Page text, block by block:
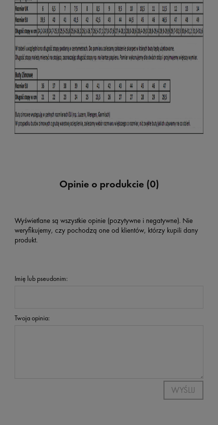
Opinie o produkcie (0)
Wyświetlane są wszystkie opinie (pozytywne i negatywne). Nie
weryfikujemy, czy pochodzą one od klientów, którzy kupili dany
produkt.
Imię lub pseudonim:
Twoja opinia:
WYŚLIJ